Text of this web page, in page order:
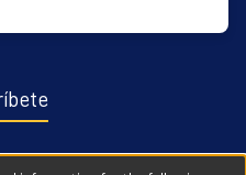
publicaciones y eventos